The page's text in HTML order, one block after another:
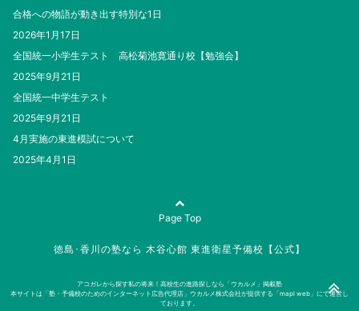
合格への物語が動き出す特別な1日
2026年1月17日
全国統一小学生テスト 高松菊池寛通り校【勉強会】
2025年9月21日
全国統一中学生テスト
2025年9月21日
4月実施の東進模試について
2025年4月1日
Page Top
徳島･香川の塾なら 木谷心館 東進衛星予備校【公式】
アコガレから探す私の将来！高校生の進路探しなら「ウカルメ」掲載塾
本サイトは「塾・予備校のためのインターネット広告代理店」ウカルメ株式会社が提供する「mapl web」にて運営し
ております。